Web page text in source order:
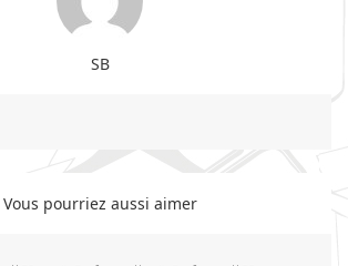
SB
Vous pourriez aussi aimer